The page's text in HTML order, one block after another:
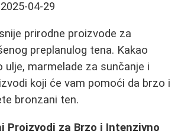
2025-04-29
prirodne proizvode za
preplanulog tena. Kakao
ulje, marmelade za sunčanje i
koji će vam pomoći da brzo i
bronzani ten.
Proizvodi za Brzo i Intenzivno